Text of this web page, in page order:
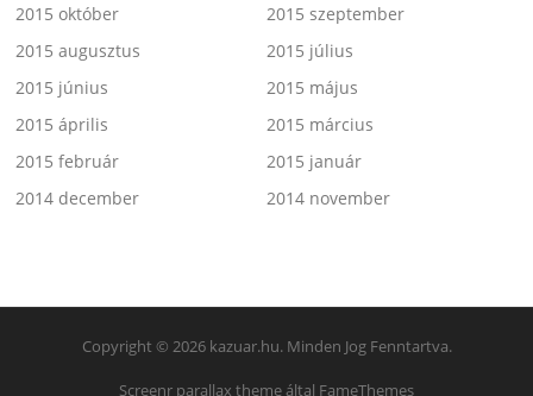
2015 október
2015 szeptember
2015 augusztus
2015 július
2015 június
2015 május
2015 április
2015 március
2015 február
2015 január
2014 december
2014 november
Copyright © 2026 kazuar.hu. Minden Jog Fenntartva.
Screenr parallax themeáltal FameThemes